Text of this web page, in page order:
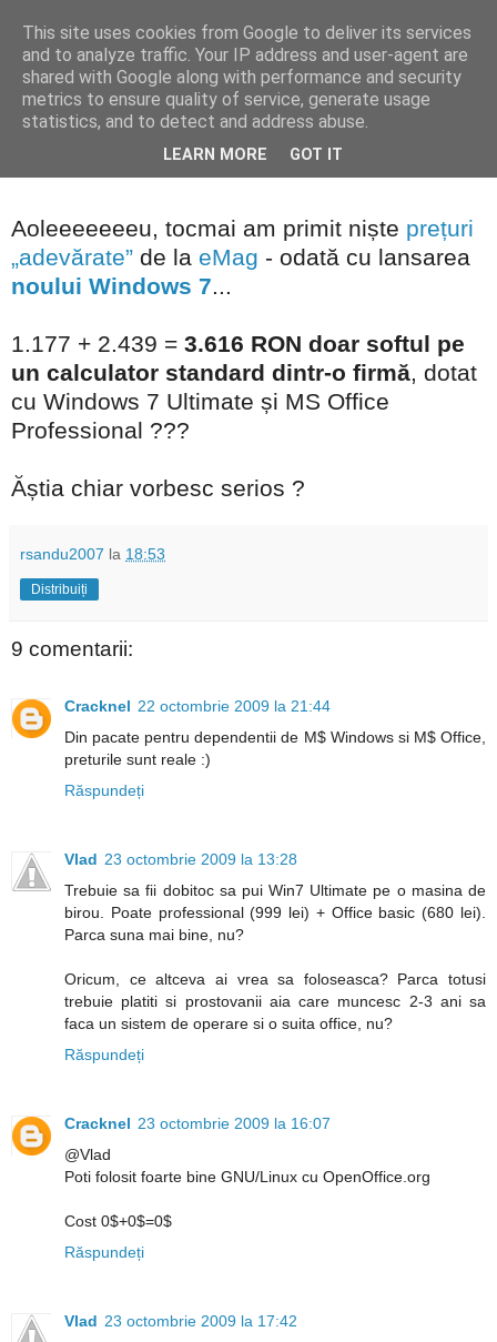
Blogul lui Răzvan
joi, 22 octombrie 2009
Aoleeeeeeeu, tocmai am primit niște prețuri
„adevărate” de la eMag - odată cu lansarea
noului Windows 7...
1.177 + 2.439 = 3.616 RON doar softul pe
un calculator standard dintr-o firmă, dotat
cu Windows 7 Ultimate și MS Office
Professional ???
Ăștia chiar vorbesc serios ?
rsandu2007 la 18:53
Distribuiți
9 comentarii:
Cracknel 22 octombrie 2009 la 21:44
Din pacate pentru dependentii de M$ Windows si M$ Office,
preturile sunt reale :)
Răspundeți
Vlad 23 octombrie 2009 la 13:28
Trebuie sa fii dobitoc sa pui Win7 Ultimate pe o masina de
birou. Poate professional (999 lei) + Office basic (680 lei).
Parca suna mai bine, nu?
Oricum, ce altceva ai vrea sa foloseasca? Parca totusi
trebuie platiti si prostovanii aia care muncesc 2-3 ani sa
faca un sistem de operare si o suita office, nu?
Răspundeți
Cracknel 23 octombrie 2009 la 16:07
@Vlad
Poti folosit foarte bine GNU/Linux cu OpenOffice.org
Cost 0$+0$=0$
Răspundeți
Vlad 23 octombrie 2009 la 17:42
This site uses cookies from Google to deliver its services
and to analyze traffic. Your IP address and user-agent are
shared with Google along with performance and security
metrics to ensure quality of service, generate usage
statistics, and to detect and address abuse.
LEARN MORE GOT IT